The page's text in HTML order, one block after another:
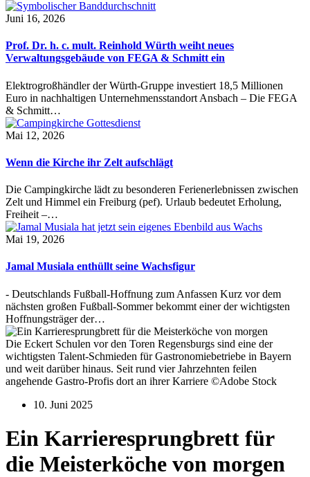
Juni 16, 2026
Prof. Dr. h. c. mult. Reinhold Würth weiht neues
Verwaltungsgebäude von FEGA & Schmitt ein
Elektrogroßhändler der Würth-Gruppe investiert 18,5 Millionen
Euro in nachhaltigen Unternehmensstandort Ansbach – Die FEGA
& Schmitt…
Mai 12, 2026
Wenn die Kirche ihr Zelt aufschlägt
Die Campingkirche lädt zu besonderen Ferienerlebnissen zwischen
Zelt und Himmel ein Freiburg (pef). Urlaub bedeutet Erholung,
Freiheit –…
Mai 19, 2026
Jamal Musiala enthüllt seine Wachsfigur
- Deutschlands Fußball-Hoffnung zum Anfassen Kurz vor dem
nächsten großen Fußball-Sommer bekommt einer der wichtigsten
Hoffnungsträger der…
Die Eckert Schulen vor den Toren Regensburgs sind eine der
wichtigsten Talent-Schmieden für Gastronomiebetriebe in Bayern
und weit darüber hinaus. Seit rund vier Jahrzehnten feilen
angehende Gastro-Profis dort an ihrer Karriere ©Adobe Stock
10. Juni 2025
Ein Karrieresprungbrett für
die Meisterköche von morgen